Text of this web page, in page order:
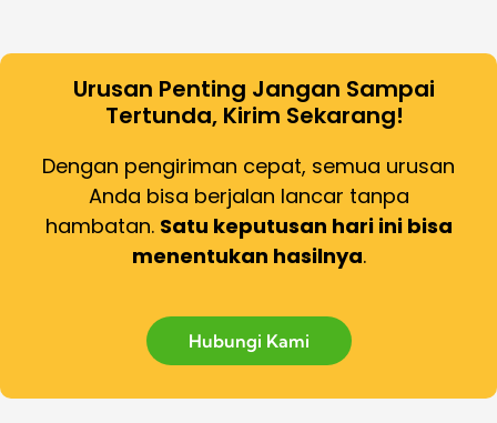
Urusan Penting Jangan Sampai
Tertunda, Kirim Sekarang!
Dengan pengiriman cepat, semua urusan
Anda bisa berjalan lancar tanpa
hambatan. Satu keputusan hari ini bisa
menentukan hasilnya.
Hubungi Kami